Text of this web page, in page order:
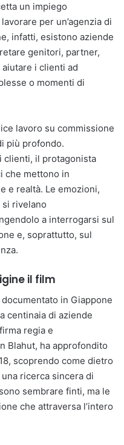
un impiego
per un’agenzia di
infatti, esistono aziende
genitori, partner,
i clienti ad
o momenti di
lavoro su commissione
più profondo.
clienti, il protagonista
che mettono in
e realtà. Le emozioni,
si rivelano
a interrogarsi sul
e, soprattutto, sul
il film
in Giappone
centinaia di aziende
regia e
Blahut, ha approfondito
scoprendo come dietro
ricerca sincera di
sembrare finti, ma le
che attraversa l’intero